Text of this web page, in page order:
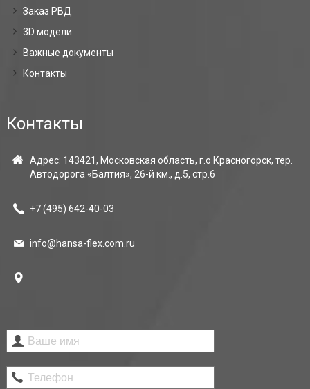
Заказ РВД
3D модели
Важные документы
Контакты
Контакты
Адрес: 143421, Московская область, г.о Красногорск, тер.
Автодорога «Балтия», 26-й км., д.5, стр.6
+7 (495) 642-40-03
info@hansa-flex.com.ru